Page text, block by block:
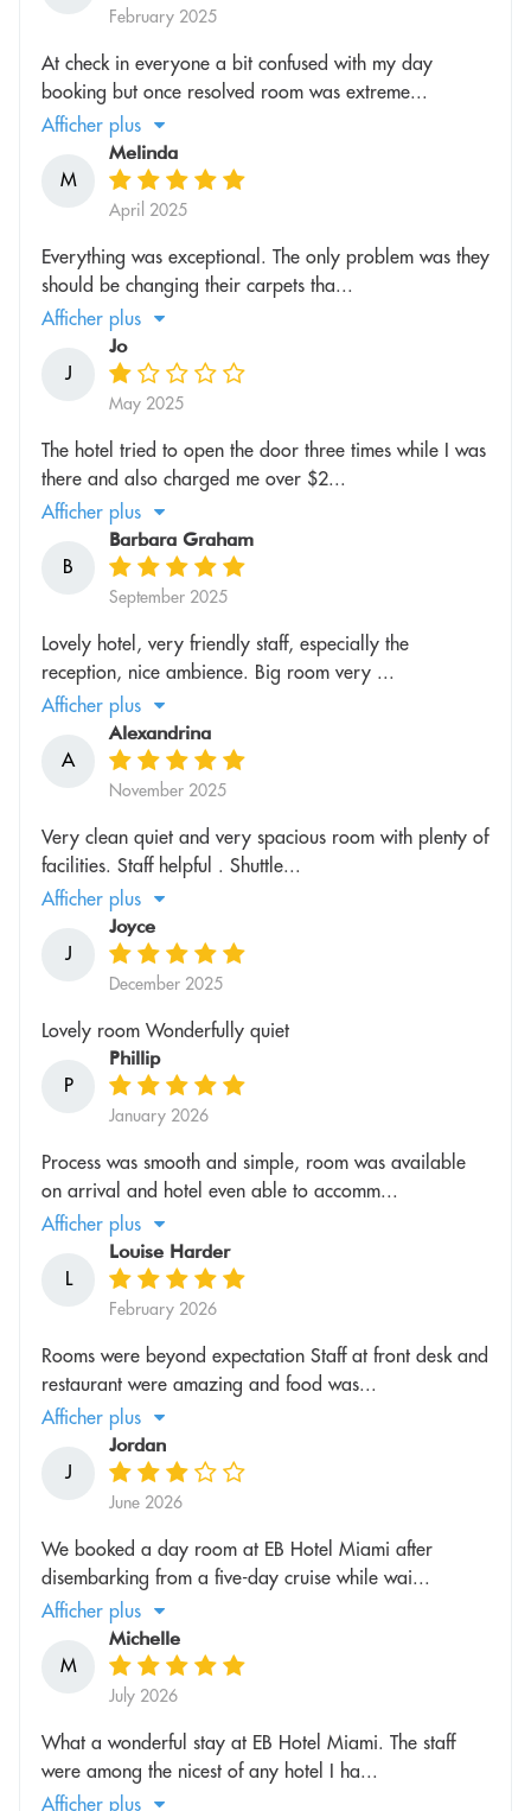
February 2025
At check in everyone a bit confused with my day
booking but once resolved room was extreme...
Afficher plus
M
Melinda
April 2025
Everything was exceptional. The only problem was they
should be changing their carpets tha...
Afficher plus
J
Jo
May 2025
The hotel tried to open the door three times while I was
there and also charged me over $2...
Afficher plus
B
Barbara Graham
September 2025
Lovely hotel, very friendly staff, especially the
reception, nice ambience. Big room very ...
Afficher plus
A
Alexandrina
November 2025
Very clean quiet and very spacious room with plenty of
facilities. Staff helpful . Shuttle...
Afficher plus
J
Joyce
December 2025
Lovely room Wonderfully quiet
P
Phillip
January 2026
Process was smooth and simple, room was available
on arrival and hotel even able to accomm...
Afficher plus
L
Louise Harder
February 2026
Rooms were beyond expectation Staff at front desk and
restaurant were amazing and food was...
Afficher plus
J
Jordan
June 2026
We booked a day room at EB Hotel Miami after
disembarking from a five-day cruise while wai...
Afficher plus
M
Michelle
July 2026
What a wonderful stay at EB Hotel Miami. The staff
were among the nicest of any hotel I ha...
Afficher plus